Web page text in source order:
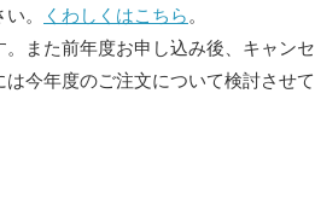
。
くわしくはこちら 。
また前年度お申し込み後、キャンセ
今年度のご注文について検討させて